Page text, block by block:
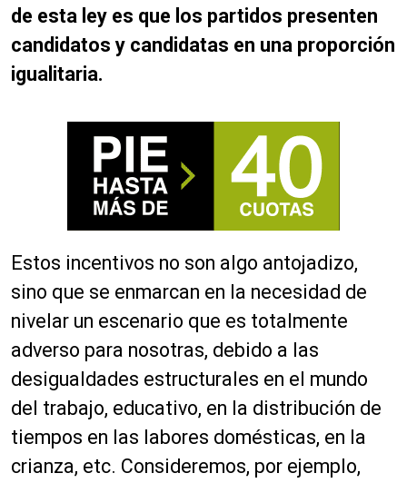
de esta ley es que los partidos presenten
candidatos y candidatas en una proporción
igualitaria.
Estos incentivos no son algo antojadizo,
sino que se enmarcan en la necesidad de
nivelar un escenario que es totalmente
adverso para nosotras, debido a las
desigualdades estructurales en el mundo
del trabajo, educativo, en la distribución de
tiempos en las labores domésticas, en la
crianza, etc. Consideremos, por ejemplo,